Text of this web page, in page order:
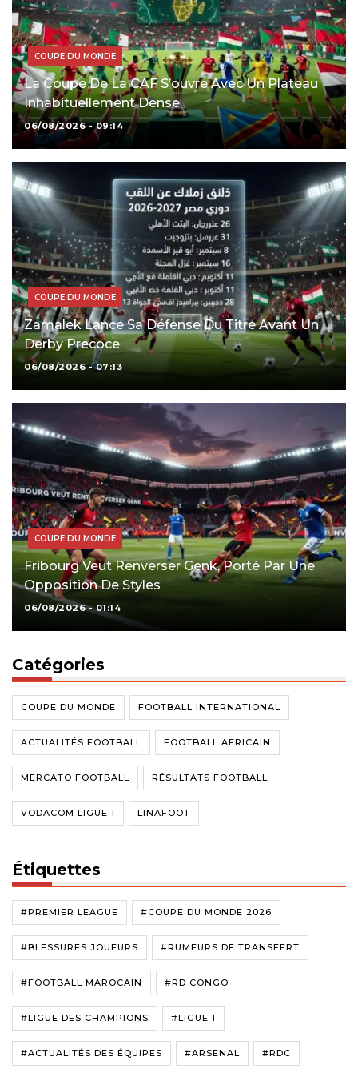
COUPE DU MONDE
La Coupe De La CAF S’ouvre Avec Un Plateau
Inhabituellement Dense
06/08/2026 - 09:14
COUPE DU MONDE
Zamalek Lance Sa Défense Du Titre Avant Un
Derby Précoce
06/08/2026 - 07:13
COUPE DU MONDE
Fribourg Veut Renverser Genk, Porté Par Une
Opposition De Styles
06/08/2026 - 01:14
Catégories
COUPE DU MONDE FOOTBALL INTERNATIONAL
ACTUALITÉS FOOTBALL FOOTBALL AFRICAIN
MERCATO FOOTBALL RÉSULTATS FOOTBALL
VODACOM LIGUE 1 LINAFOOT
Étiquettes
#PREMIER LEAGUE #COUPE DU MONDE 2026
#BLESSURES JOUEURS #RUMEURS DE TRANSFERT
#FOOTBALL MAROCAIN #RD CONGO
#LIGUE DES CHAMPIONS #LIGUE 1
#ACTUALITÉS DES ÉQUIPES #ARSENAL #RDC